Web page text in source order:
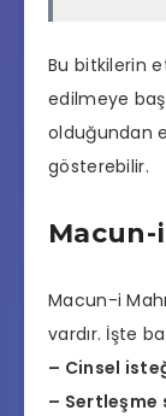
Bu bitkilerin
edilmeye
olduğundan
gösterebilir.
Macun-
Macun-i
vardır. İşte
– Cinsel
– Sertleşme